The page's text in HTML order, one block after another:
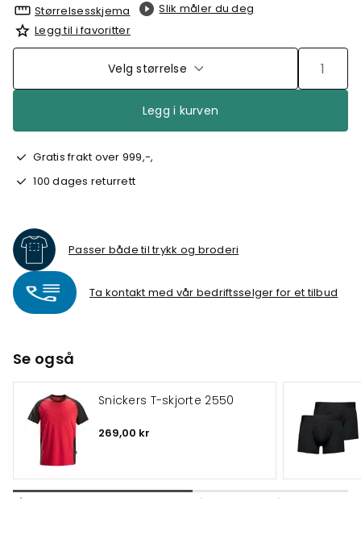
Størrelsesskjema
Slik måler du deg
Legg til i favoritter
Velg størrelse
Legg i kurven
Gratis frakt over 999,-,
100 dages returrett
Passer både til trykk og broderi
Ta kontakt med vår bedriftsselger for et tilbud
Se også
Snickers T-skjorte 2550
269,00 kr